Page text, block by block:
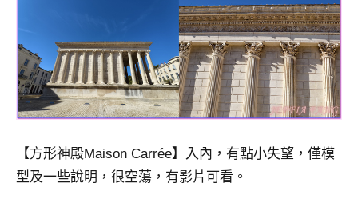
【方形神殿Maison Carrée】入內，有點小失望，僅模
型及一些說明，很空蕩，有影片可看。